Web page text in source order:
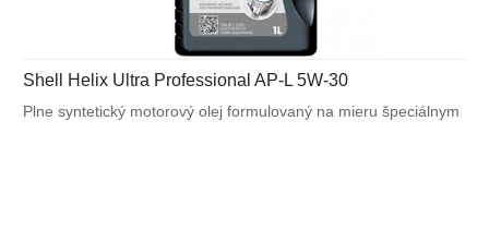
Shell Helix Ultra Professional AP-L 5W-30
Plne syntetický motorový olej formulovaný na mieru špeciálnym